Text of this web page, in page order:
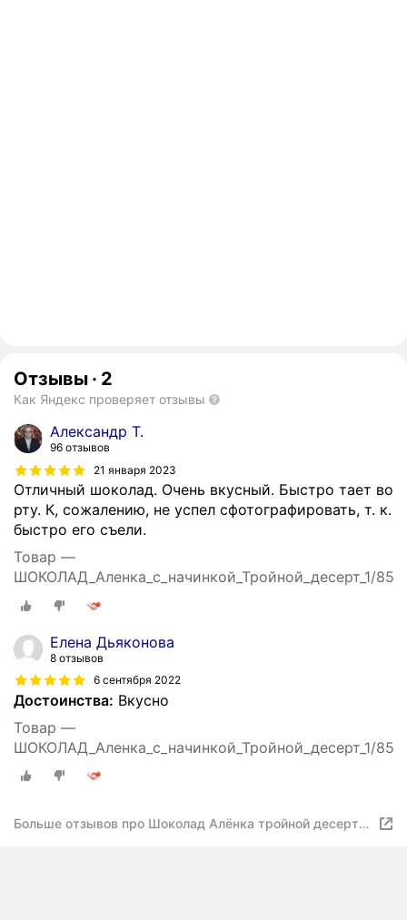
Отзывы · 2
Как Яндекс проверяет отзывы
Александр Т.
96 отзывов
21 января 2023
Отличный шоколад. Очень вкусный. Быстро тает во
рту. К, сожалению, не успел сфотографировать, т. к.
быстро его съели.
Товар —
ШОКОЛАД_Аленка_с_начинкой_Тройной_десерт_1/85
Елена Дьяконова
8 отзывов
6 сентября 2022
Достоинства: Вкусно
Товар —
ШОКОЛАД_Аленка_с_начинкой_Тройной_десерт_1/85
Больше отзывов про Шоколад Алёнка тройной десерт